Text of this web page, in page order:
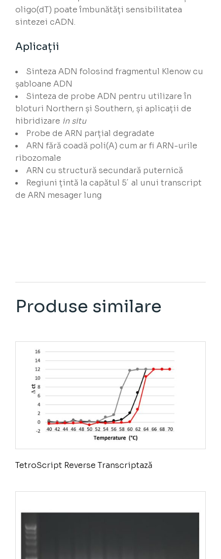
oligo(dT) poate îmbunătăți sensibilitatea
sintezei cADN.
Aplicații
Sinteza ADN folosind fragmentul Klenow cu
șabloane ADN
Sinteza de probe ADN pentru utilizare în
bloturi Northern și Southern, și aplicații de
hibridizare in situ
Probe de ARN parțial degradate
ARN fără coadă poli(A) cum ar fi ARN-urile
ribozomale
ARN cu structură secundară puternică
Regiuni țintă la capătul 5´ al unui transcript
de ARN mesager lung
Produse similare
TetroScript Reverse Transcriptază